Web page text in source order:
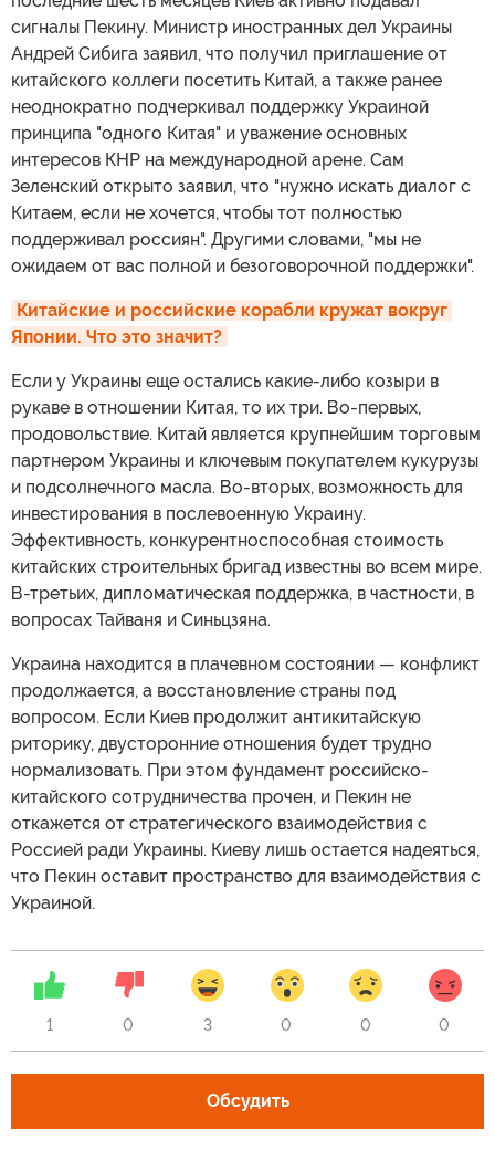
сигналы Пекину. Министр иностранных дел Украины
Андрей Сибига заявил, что получил приглашение от
китайского коллеги посетить Китай, а также ранее
неоднократно подчеркивал поддержку Украиной
принципа "одного Китая" и уважение основных
интересов КНР на международной арене. Сам
Зеленский открыто заявил, что "нужно искать диалог с
Китаем, если не хочется, чтобы тот полностью
поддерживал россиян". Другими словами, "мы не
ожидаем от вас полной и безоговорочной поддержки".
Китайские и российские корабли кружат вокруг
Японии. Что это значит?
Если у Украины еще остались какие-либо козыри в
рукаве в отношении Китая, то их три. Во-первых,
продовольствие. Китай является крупнейшим торговым
партнером Украины и ключевым покупателем кукурузы
и подсолнечного масла. Во-вторых, возможность для
инвестирования в послевоенную Украину.
Эффективность, конкурентноспособная стоимость
китайских строительных бригад известны во всем мире.
В-третьих, дипломатическая поддержка, в частности, в
вопросах Тайваня и Синьцзяна.
Украина находится в плачевном состоянии — конфликт
продолжается, а восстановление страны под
вопросом. Если Киев продолжит антикитайскую
риторику, двусторонние отношения будет трудно
нормализовать. При этом фундамент российско-
китайского сотрудничества прочен, и Пекин не
откажется от стратегического взаимодействия с
Россией ради Украины. Киеву лишь остается надеяться,
что Пекин оставит пространство для взаимодействия с
Украиной.
1 0 3 0 0 0
Обсудить